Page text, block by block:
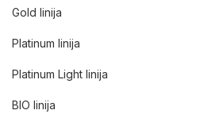
Gold linija
Platinum linija
Platinum Light linija
BIO linija